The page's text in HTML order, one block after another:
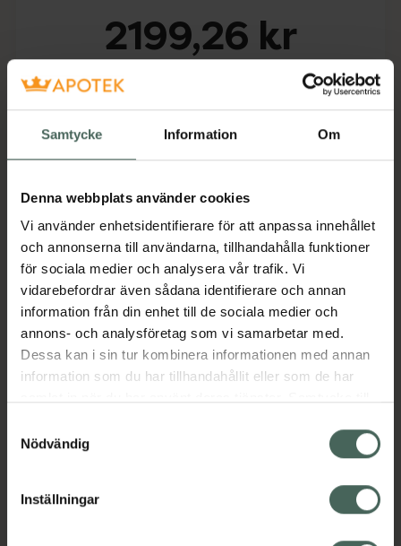
Samtycke Information Om
Denna webbplats använder cookies
Vi använder enhetsidentifierare för att anpassa innehållet
och annonserna till användarna, tillhandahålla funktioner
för sociala medier och analysera vår trafik. Vi
vidarebefordrar även sådana identifierare och annan
information från din enhet till de sociala medier och
annons- och analysföretag som vi samarbetar med.
Dessa kan i sin tur kombinera informationen med annan
information som du har tillhandahållit eller som de har
återkalla ditt samtycke via webbplatsens
cookieinställningar. Ett återkallat samtycke påverkar inte
lagligheten av behandling som skett innan återkallelsen.
Nödvändig
Inställningar
2199,26 kr
Köp via ditt recept
Beskrivning Dölj
Läs alltid bipacksedeln innan
användning.
EAN:05714191003423
Visa